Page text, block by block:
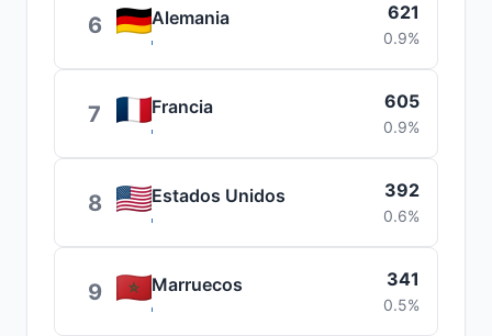
6 Alemania 621
0.9%
7 Francia 605
0.9%
8 Estados Unidos 392
0.6%
9 Marruecos 341
0.5%